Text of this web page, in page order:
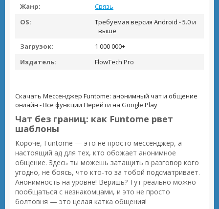
Жанр:
Связь
OS:
Требуемая версия Android - 5.0 и
выше
Загрузок:
1 000 000+
Издатель:
FlowTech Pro
Скачать Мессенджер Funtome: анонимный чат и общение
онлайн - Все функции Перейти на Google Play
Чат без границ: как Funtome рвет
шаблоны
Короче, Funtome — это не просто мессенджер, а
настоящий ад для тех, кто обожает анонимное
общение. Здесь ты можешь затащить в разговор кого
угодно, не боясь, что кто-то за тобой подсматривает.
Анонимность на уровне! Веришь? Тут реально можно
пообщаться с незнакомцами, и это не просто
болтовня — это целая катка общения!